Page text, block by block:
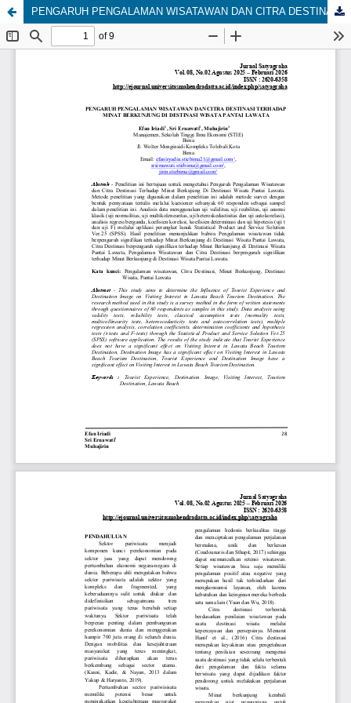
PENGARUH PENGALAMAN WISATAWAN DAN CITRA DESTINASI TERHADAP MINAT BERKUNJUNG DI DESTINASI WISATA PANTAI LAWATA